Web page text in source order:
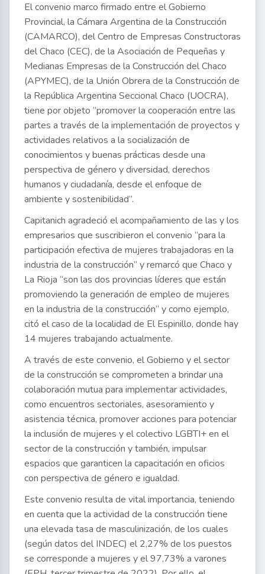
El convenio marco firmado entre el Gobierno
Provincial, la Cámara Argentina de la Construcción
(CAMARCO), del Centro de Empresas Constructoras
del Chaco (CEC), de la Asociación de Pequeñas y
Medianas Empresas de la Construcción del Chaco
(APYMEC), de la Unión Obrera de la Construcción de
la República Argentina Seccional Chaco (UOCRA),
tiene por objeto “promover la cooperación entre las
partes a través de la implementación de proyectos y
actividades relativos a la socialización de
conocimientos y buenas prácticas desde una
perspectiva de género y diversidad, derechos
humanos y ciudadanía, desde el enfoque de
ambiente y sostenibilidad”.
Capitanich agradeció el acompañamiento de las y los
empresarios que suscribieron el convenio “para la
participación efectiva de mujeres trabajadoras en la
industria de la construcción” y remarcó que Chaco y
La Rioja “son las dos provincias líderes que están
promoviendo la generación de empleo de mujeres
en la industria de la construcción” y como ejemplo,
citó el caso de la localidad de El Espinillo, donde hay
14 mujeres trabajando actualmente.
A través de este convenio, el Gobierno y el sector
de la construcción se comprometen a brindar una
colaboración mutua para implementar actividades,
como encuentros sectoriales, asesoramiento y
asistencia técnica, promover acciones para potenciar
la inclusión de mujeres y el colectivo LGBTI+ en el
sector de la construcción y también, impulsar
espacios que garanticen la capacitación en oficios
con perspectiva de género e igualdad.
Este convenio resulta de vital importancia, teniendo
en cuenta que la actividad de la construcción tiene
una elevada tasa de masculinización, de los cuales
(según datos del INDEC) el 2,27% de los puestos
se corresponde a mujeres y el 97,73% a varones